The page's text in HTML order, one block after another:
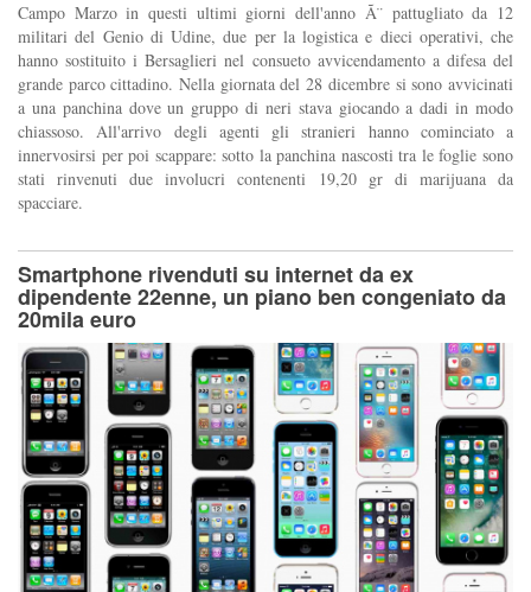
Campo Marzo in questi ultimi giorni dell'anno Ã¨ pattugliato da 12
militari del Genio di Udine, due per la logistica e dieci operativi, che
hanno sostituito i Bersaglieri nel consueto avvicendamento a difesa del
grande parco cittadino. Nella giornata del 28 dicembre si sono avvicinati
a una panchina dove un gruppo di neri stava giocando a dadi in modo
chiassoso. All'arrivo degli agenti gli stranieri hanno cominciato a
innervosirsi per poi scappare: sotto la panchina nascosti tra le foglie sono
stati rinvenuti due involucri contenenti 19,20 gr di marijuana da
spacciare.
Smartphone rivenduti su internet da ex
dipendente 22enne, un piano ben congeniato da
20mila euro